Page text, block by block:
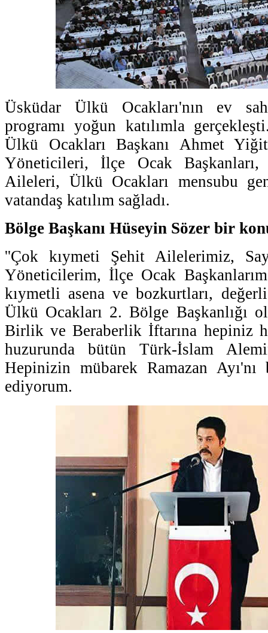
Üsküdar Ülkü Ocakları'nın ev
programı yoğun katılımla
Ülkü Ocakları Başkanı Ahmet
Yöneticileri, İlçe Ocak Başkanları,
Aileleri, Ülkü Ocakları mensubu
vatandaş katılım sağladı.
Bölge Başkanı Hüseyin Sözer bir
''Çok kıymeti Şehit Ailelerimiz,
Yöneticilerim, İlçe Ocak
kıymetli asena ve bozkurtları,
Ülkü Ocakları 2. Bölge Başkanlığı
Birlik ve Beraberlik İftarına hepiniz
huzurunda bütün Türk-İslam
Hepinizin mübarek Ramazan
ediyorum.